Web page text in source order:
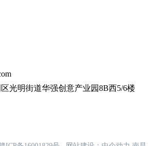
光明街道华强创意产业园8B西5/6楼